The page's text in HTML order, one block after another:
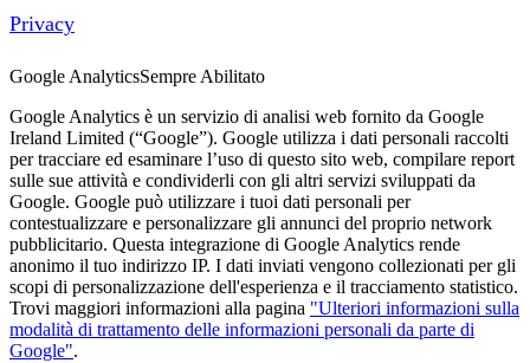
Privacy
Google AnalyticsSempre Abilitato
Google Analytics è un servizio di analisi web fornito da Google
Ireland Limited (“Google”). Google utilizza i dati personali raccolti
per tracciare ed esaminare l’uso di questo sito web, compilare report
sulle sue attività e condividerli con gli altri servizi sviluppati da
Google. Google può utilizzare i tuoi dati personali per
contestualizzare e personalizzare gli annunci del proprio network
pubblicitario. Questa integrazione di Google Analytics rende
anonimo il tuo indirizzo IP. I dati inviati vengono collezionati per gli
scopi di personalizzazione dell'esperienza e il tracciamento statistico.
Trovi maggiori informazioni alla pagina "Ulteriori informazioni sulla
modalità di trattamento delle informazioni personali da parte di
Google".